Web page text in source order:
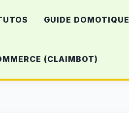
GUIDE DOMOTIQUE
(CLAIMBOT)